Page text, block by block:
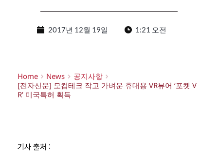
2017년 12월 19일 1:21 오전
Home News
공지사항
[전자신문] 모컴테크 작고 가벼운 휴대용 VR뷰어 ‘포켓 V
R’ 미국특허 획득
기사 출처 :